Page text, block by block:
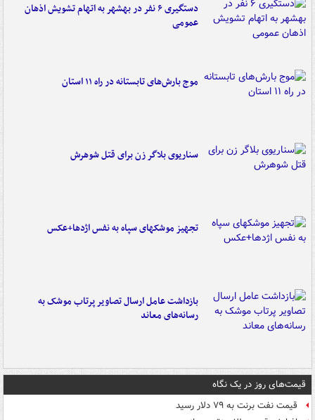
دستگیری ۶ نفر در بهشهر به اتهام تشویش اذهان
عمومی
موج بارش‌های تابستانه در راه ۱۱ استان
سناریوی بلاگر زن برای قتل شوهرش
تجهیز موشکهای سپاه به نفس اژدها+عکس
بازداشت عامل ارسال تصاویر پرتاب موشک به
رسانه‌های معاند
قیمت‌های روز در یک نگاه
قیمت نفت برنت به ۷۹ دلار رسید